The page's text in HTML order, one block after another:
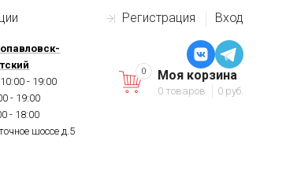
Регистрация Вход
- 19:00
- 19:00
- 18:00
шоссе д.5
Моя корзина
0 товаров 0 руб.
0